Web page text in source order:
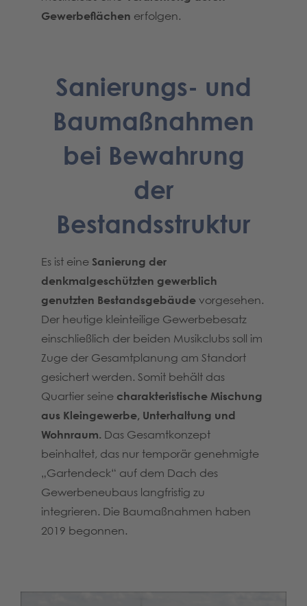
Gewerbeflächen erfolgen.
Sanierungs- und
Baumaßnahmen
bei Bewahrung
der
Bestandsstruktur
Es ist eine Sanierung der
denkmalgeschützten gewerblich
genutzten Bestandsgebäude vorgesehen.
Der heutige kleinteilige Gewerbebesatz
einschließlich der beiden Musikclubs soll im
Zuge der Gesamtplanung am Standort
gesichert werden. Somit behält das
Quartier seine charakteristische Mischung
aus Kleingewerbe, Unterhaltung und
Wohnraum. Das Gesamtkonzept
beinhaltet, das nur temporär genehmigte
„Gartendeck“ auf dem Dach des
Gewerbeneubaus langfristig zu
integrieren. Die Baumaßnahmen haben
2019 begonnen.